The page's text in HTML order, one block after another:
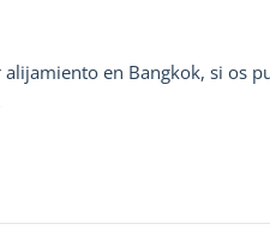
en Bangkok, si os